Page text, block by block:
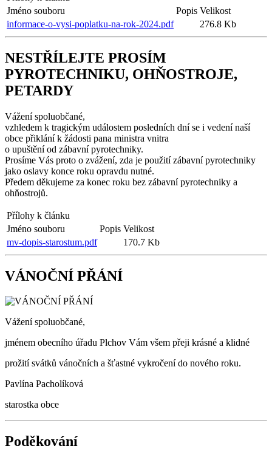
Jméno souboru
Popis Velikost
informace-o-vysi-poplatku-na-rok-2024.pdf
276.8 Kb
NESTŘÍLEJTE PROSÍM
PYROTECHNIKU, OHŇOSTROJE,
PETARDY
Vážení spoluobčané,
vzhledem k tragickým událostem posledních dní se i vedení naší
obce přiklání k žádosti pana ministra vnitra
o upuštění od zábavní pyrotechniky.
Prosíme Vás proto o zvážení, zda je použití zábavní pyrotechniky
jako oslavy konce roku opravdu nutné.
Předem děkujeme za konec roku bez zábavní pyrotechniky a
ohňostrojů.
Přílohy k článku
Jméno souboru
Popis Velikost
mv-dopis-starostum.pdf
170.7 Kb
VÁNOČNÍ PŘÁNÍ
Vážení spoluobčané,
jménem obecního úřadu Plchov Vám všem přeji krásné a klidné
prožití svátků vánočních a šťastné vykročení do nového roku.
Pavlína Pacholíková
starostka obce
Poděkování